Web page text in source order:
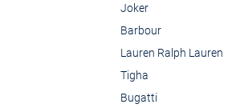
Joker
Barbour
Lauren Ralph Lauren
Tigha
Bugatti